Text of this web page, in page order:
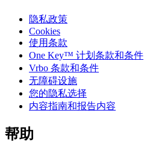
隐私政策
Cookies
使用条款
One Key™ 计划条款和条件
Vrbo 条款和条件
无障碍设施
您的隐私选择
内容指南和报告内容
帮助